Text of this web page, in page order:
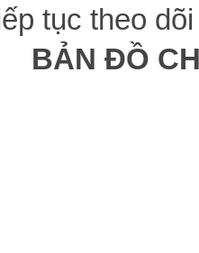
tục theo
BẢN ĐỒ